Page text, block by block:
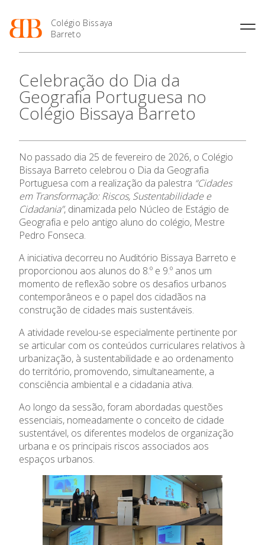
Colégio Bissaya
Barreto
O Colégio
Projeto Educativo
Organização
Colaboradores Docentes
Instalações
Ofertas de emprego
Regulamentos
Jornal “O Coreto”
Privacidade
Oferta Formativa
Enriquecimento Curricular
Oferta Curricular
Atividades Extracurriculares
Atividades de Interrupção
Letiva
Academia de Línguas
Ensino Profissional
Profissionais
Matrículas
Horários e Manuais
Termalismo
Curso de Técnico/a de Apoio
à Família e à Comunidade
Ofertas de Emprego
Ano Letivo
2027
Calendários
Portal do Professor
de Educação
SIGE
Secretariado de Exames
Admissão
Informações
APEE
Notícias
Celebração do Dia da
Geografia Portuguesa no
Colégio Bissaya Barreto
No passado dia 25 de fevereiro de 2026, o Colégio
Bissaya Barreto celebrou o Dia da Geografia
Portuguesa com a realização da palestra “Cidades
em Transformação: Riscos, Sustentabilidade e
Cidadania”, dinamizada pelo Núcleo de Estágio de
Geografia e pelo antigo aluno do colégio, Mestre
Pedro Fonseca.
A iniciativa decorreu no Auditório Bissaya Barreto e
proporcionou aos alunos do 8.º e 9.º anos um
momento de reflexão sobre os desafios urbanos
contemporâneos e o papel dos cidadãos na
construção de cidades mais sustentáveis.
A atividade revelou-se especialmente pertinente por
se articular com os conteúdos curriculares relativos à
urbanização, à sustentabilidade e ao ordenamento
do território, promovendo, simultaneamente, a
consciência ambiental e a cidadania ativa.
Ao longo da sessão, foram abordadas questões
essenciais, nomeadamente o conceito de cidade
sustentável, os diferentes modelos de organização
urbana e os principais riscos associados aos
espaços urbanos.